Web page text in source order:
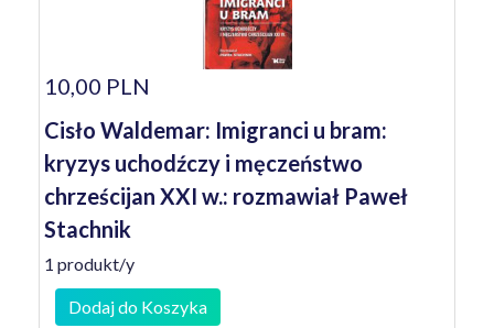
10,00 PLN
Cisło Waldemar: Imigranci u bram:
kryzys uchodźczy i męczeństwo
chrześcijan XXI w.: rozmawiał Paweł
Stachnik
1 produkt/y
Dodaj do Koszyka